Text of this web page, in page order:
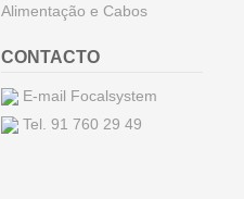
Alimentação e Cabos
CONTACTO
E-mail Focalsystem
Tel. 91 760 29 49